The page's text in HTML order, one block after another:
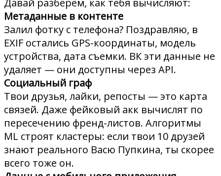
Метаданные в контенте
Залил фотку с телефона? Поздравляю, в
EXIF остались GPS-координаты, модель
устройства, дата съемки. ВК эти данные не
удаляет — они доступны через API.
Социальный граф
Твои друзья, лайки, репосты — это карта
связей. Даже фейковый акк вычислят по
пересечению френд-листов. Алгоритмы
ML строят кластеры: если твои 10 друзей
знают реального Васю Пупкина, ты скорее
всего тоже он.